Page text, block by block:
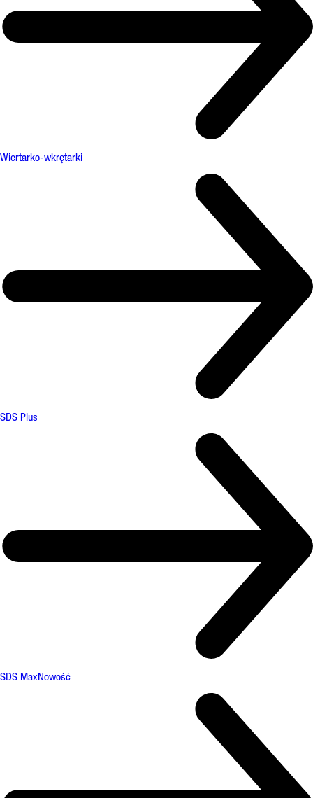
Wiertarko-wkrętarki
SDS Plus
SDS MaxNowość